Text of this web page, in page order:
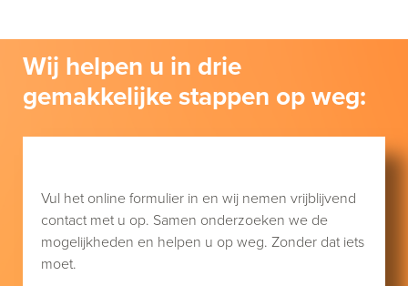
Wij helpen u in drie
gemakkelijke stappen op weg:
Vul het online formulier in en wij nemen vrijblijvend
contact met u op. Samen onderzoeken we de
mogelijkheden en helpen u op weg. Zonder dat iets
moet.